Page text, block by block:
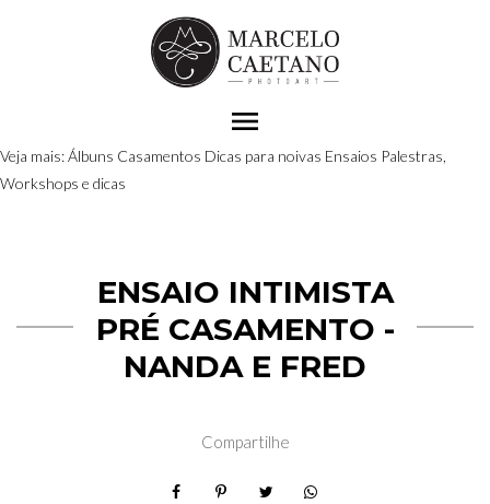
menu
Veja mais:Álbuns Casamentos Dicas para noivas Ensaios Palestras,
Workshops e dicas
ENSAIO INTIMISTA
PRÉ CASAMENTO -
NANDA E FRED
Compartilhe